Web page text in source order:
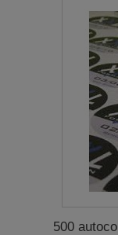
500